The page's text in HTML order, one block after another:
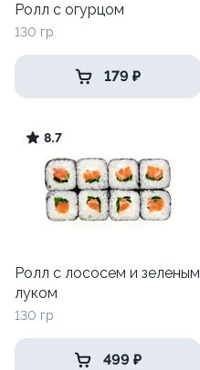
Ролл с огурцом
130 гр
179 ₽
8.7
Ролл с лососем и зеленым
луком
130 гр
499 ₽